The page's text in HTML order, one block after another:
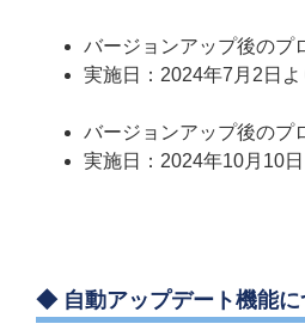
バージョンアップ後のプ
実施日：2024年7月2日
バージョンアップ後のプ
実施日：2024年10月10
◆ 自動アップデート機能に